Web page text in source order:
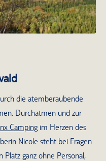
die atemberaubende
Durchatmen und zur
Campingim Herzen des
Nicole steht bei Fragen
ganz ohne Personal,